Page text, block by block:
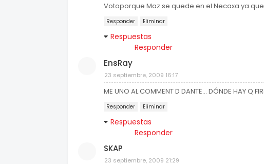
Votoporque Maz se quede en el Necaxa ya
Responder Eliminar
Respuestas
Responder
EnsRay
23 septiembre, 2009 16:17
ME UNO AL COMMENT D DANTE... DÓNDE HAY Q
Responder Eliminar
Respuestas
Responder
SKAP
23 septiembre, 2009 21:29